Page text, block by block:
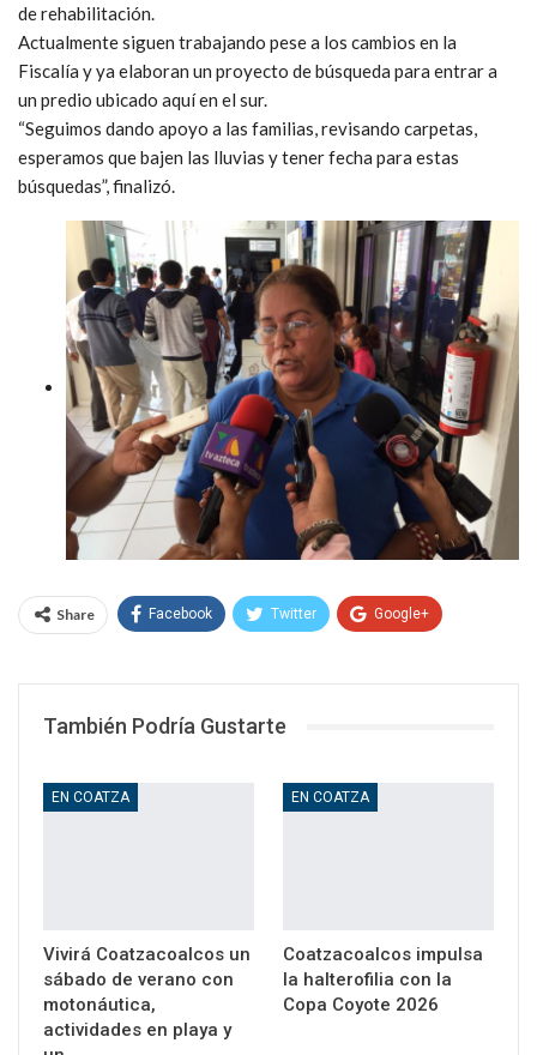
de rehabilitación.
Actualmente siguen trabajando pese a los cambios en la
Fiscalía y ya elaboran un proyecto de búsqueda para entrar a
un predio ubicado aquí en el sur.
“Seguimos dando apoyo a las familias, revisando carpetas,
esperamos que bajen las lluvias y tener fecha para estas
búsquedas”, finalizó.
Share Facebook Twitter Google+
También Podría Gustarte
EN COATZA
Vivirá Coatzacoalcos un
sábado de verano con
motonáutica,
actividades en playa y
EN COATZA
Coatzacoalcos impulsa
la halterofilia con la
Copa Coyote 2026